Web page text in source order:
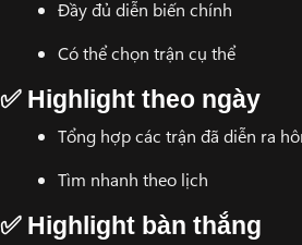
Đầy đủ diễn biến chính
Có thể chọn trận cụ thể
✅ Highlight theo ngày
Tổng hợp các trận đã diễn ra
Tìm nhanh theo lịch
✅ Highlight bàn thắng